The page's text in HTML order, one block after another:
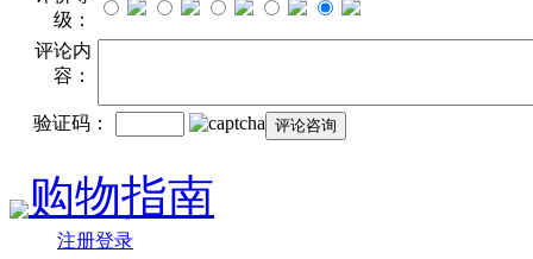
级：
评论内
容：
验证码：
购物指南
注册登录